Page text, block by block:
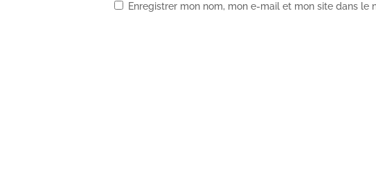
Enregistrer mon nom, mon e-mail et mon site dans